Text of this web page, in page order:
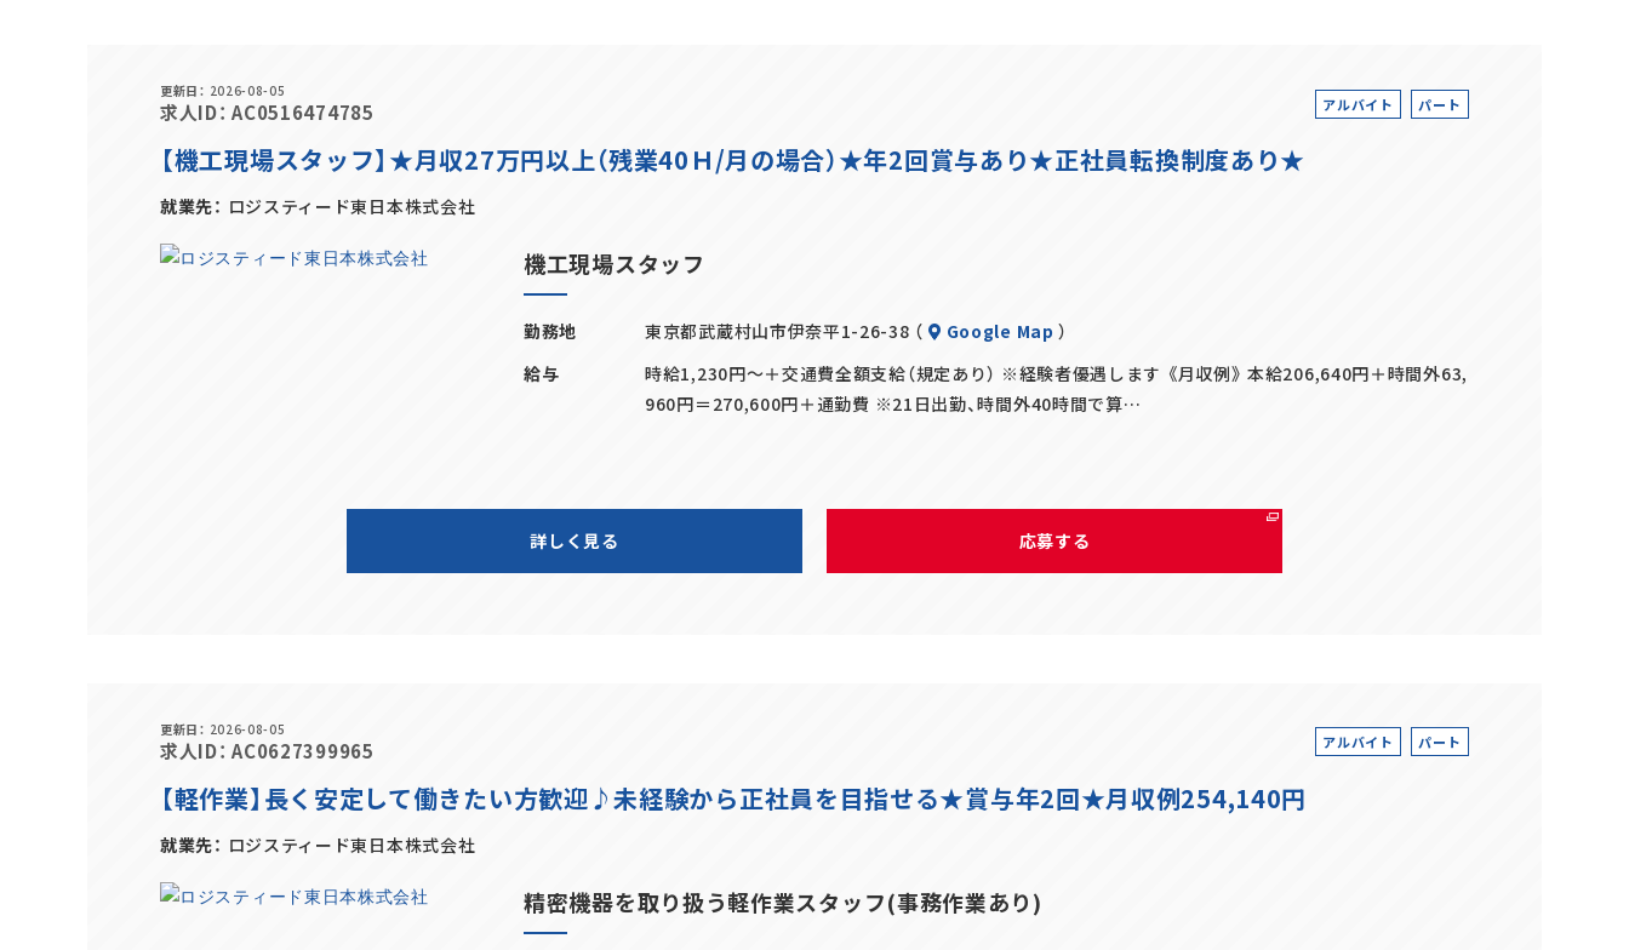
更新日 2026-08-05
求人ID AC0516474785 アルバイト パート
【機工現場スタッフ】★月収27万円以上（残業40Ｈ/月の場合）★年2回賞与あり★正社員転換制度あり★
就業先 ロジスティード東日本株式会社
機工現場スタッフ
勤務地 東京都武蔵村山市伊奈平1-26-38 （ Google Map ）
給与
時給1,230円～＋交通費全額支給（規定あり） ※経験者優遇します 《月収例》 本給206,640円＋時間外63,
960円＝270,600円＋通勤費 ※21日出勤、時間外40時間で算…
詳しく見る 応募する
更新日 2026-08-05
求人ID AC0627399965 アルバイト パート
【軽作業】長く安定して働きたい方歓迎♪未経験から正社員を目指せる★賞与年2回★月収例254,140円
就業先 ロジスティード東日本株式会社
精密機器を取り扱う軽作業スタッフ(事務作業あり)